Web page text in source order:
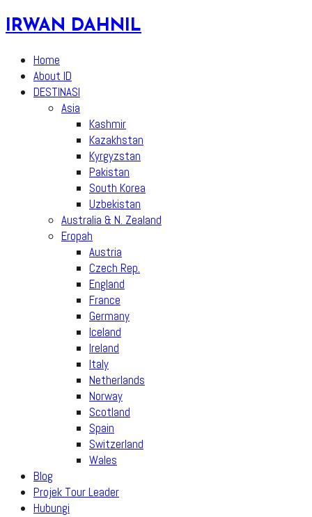
Skip
to
content
IRWAN DAHNIL
Home
About ID
DESTINASI
Asia
Kashmir
Kazakhstan
Kyrgyzstan
Pakistan
South Korea
Uzbekistan
Australia & N. Zealand
Eropah
Austria
Czech Rep.
England
France
Germany
Iceland
Ireland
Italy
Netherlands
Norway
Scotland
Spain
Switzerland
Wales
Blog
Projek Tour Leader
Hubungi